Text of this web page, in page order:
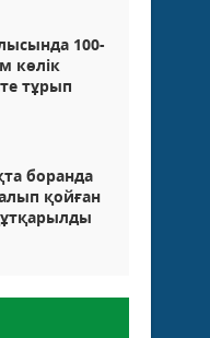
100-
көлік
тұрып
боранда
қойған